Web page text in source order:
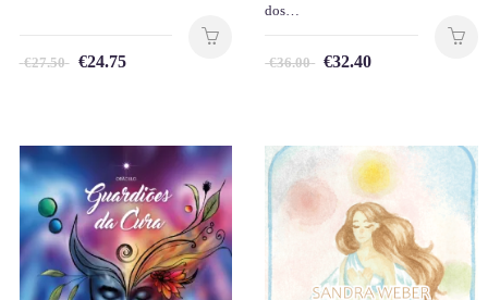
€27.50 €24.75
dos…
€36.00 €32.40